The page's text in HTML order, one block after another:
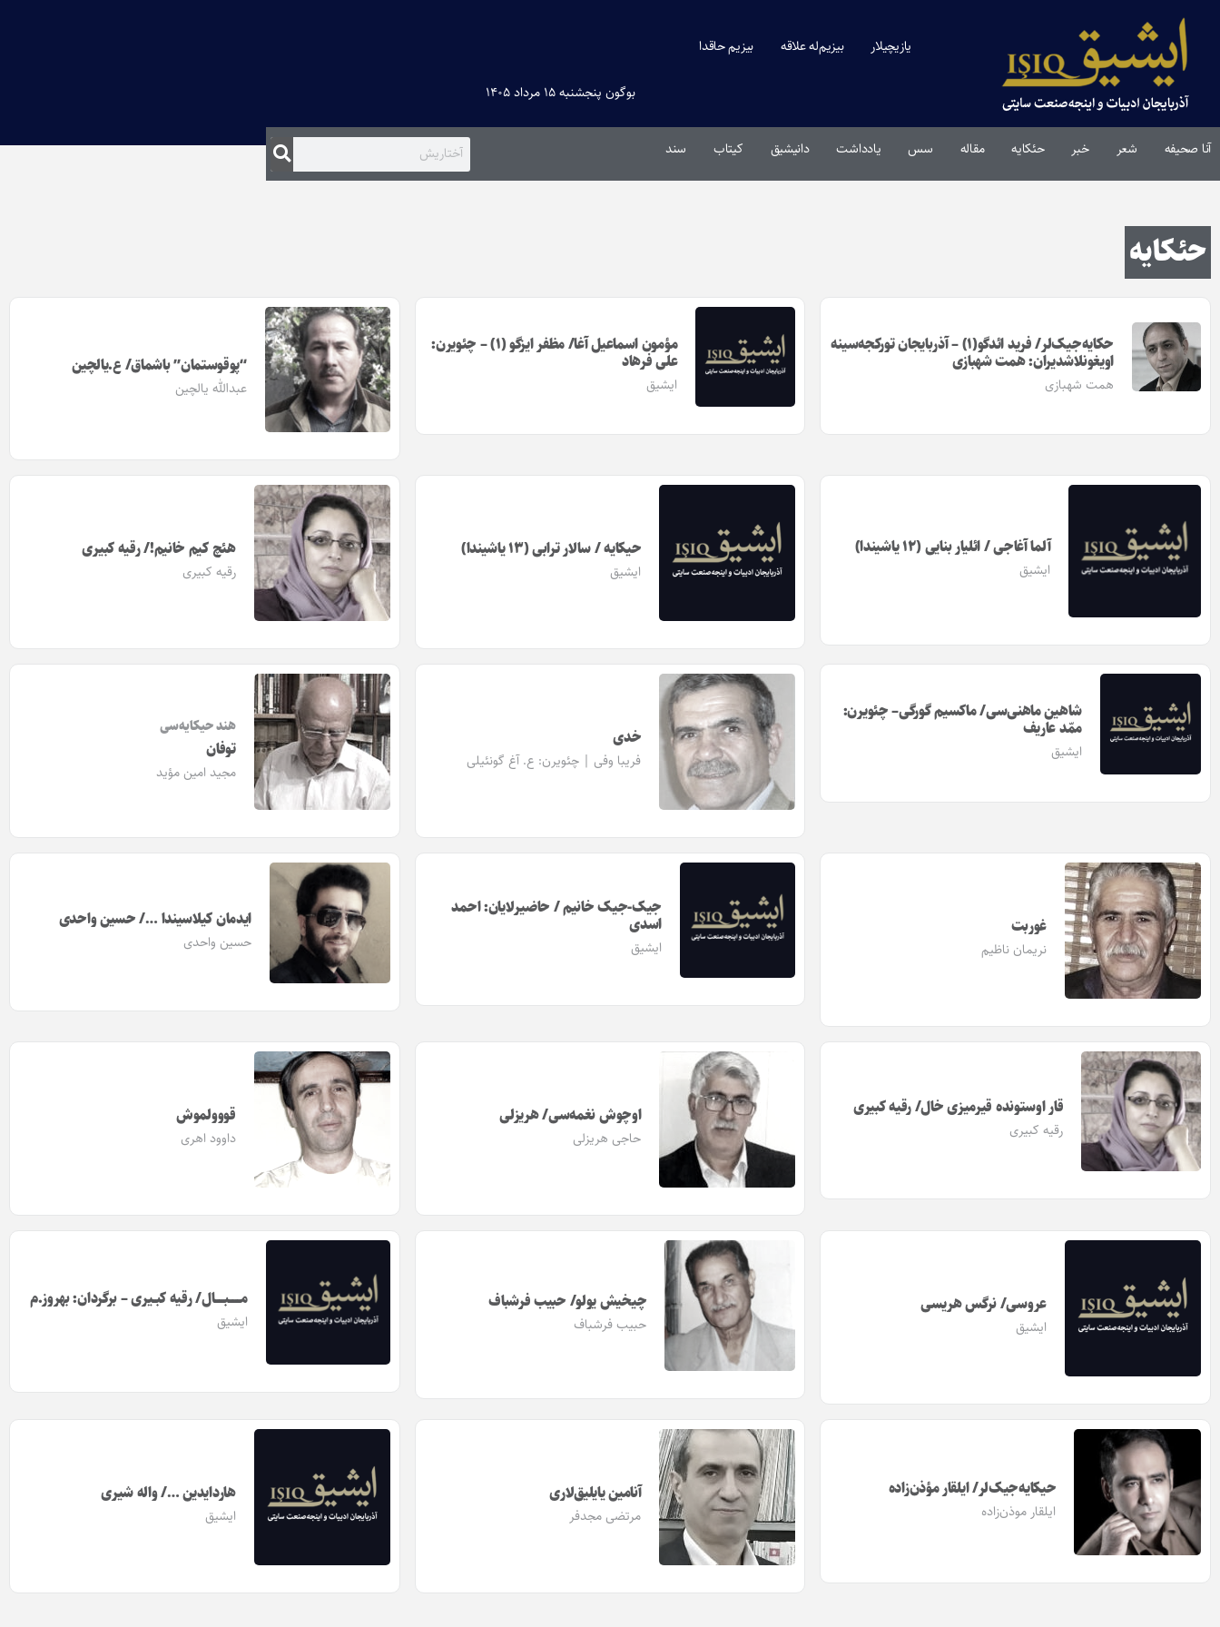
یازیچیلار بیزیم‌له علاقه بیزیم حاقدا
بوگون پنجشنبه ۱۵ مرداد ۱۴۰۵
آنا صحیفه شعر خبر حئکایه مقاله‌ سس یادداشت دانیشیق کیتاب سند
حئکایه
حکایه‌جیک‌لر/ فرید ائدگو(۱) – آذربایجان تورکجه‌سینه
اویغونلاشدیران: همت شهبازی
همت شهبازی
مؤمون اسماعیل آغا/ مظفر ایزگو (۱) – چئویرن:
علی فرهاد
ایشیق
“پوقوستمان” باشماق/ ع.یالچین
عبدالله یالچین
آلما آغاجی / ائلیار بنایی (۱۲ یاشیندا)
ایشیق
حیکایه / سالار ترابی (۱۳ یاشیندا)
ایشیق
هئچ کیم خانیم!/ رقیه کبیری
رقیه کبیری
شاهین ماهنی‌سی/ ماکسیم گورگی– چئویر‎ن:
ممّد عاریف
ایشیق
خدی
فریبا وفی | چئویرن: ع. آغ‌ گونئیلی
هند حیکایه‌‎سی
توفان
مجید امین مؤید
غوربت
نریمان ناظیم
جیک-جیک خانیم / حاضیرلایان: احمد
اسدی
ایشیق
ایدمان کیلاسیندا …/ حسین واحدی
حسین واحدی
قار اوستونده قیرمیزی خال/ رقیه کبیری
رقیه کبیری
اوچوش نغمه‌سی/ هریزلی
حاجی هریزلی
قووولموش
داوود اهری
عروسی/ نرگس هریسی
ایشیق
چیخیش یولو/ حبیب فرشباف
حبیب فرشباف
مــــــــبــــــال/ رقیه کبــیری – برگردان: بهروز.م
ایشیق
حیکایه‌جیک‌لر/ ایلقار مؤذن‌زاده
ایلقار موذن‌زاده
آنامین یایلیق‌لاری
مرتضی مجدفر
هاردایدین …/ واله شیری
ایشیق